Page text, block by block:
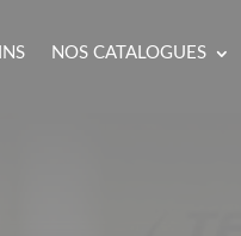
NOS CATALOGUES